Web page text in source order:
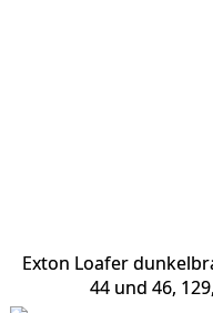
Exton Loafer
44 und 46,